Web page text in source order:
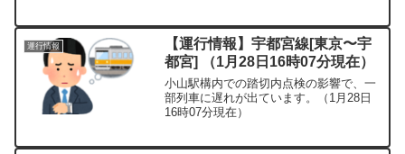
運行情報
【運行情報】宇都宮線[東京〜宇
都宮] （1月28日16時07分現在）
小山駅構内での踏切内点検の影響で、一
部列車に遅れが出ています。（1月28日
16時07分現在）